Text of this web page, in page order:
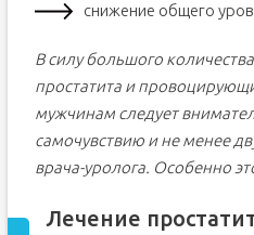
снижение общего
В силу большого
простатита и
мужчинам следует
самочувствию и не менее
врача-уролога. Особенно
Лечение